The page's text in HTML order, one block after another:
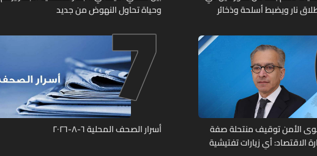
نار ويضبط أسلحة وذخائر
وحياة تحاول النهوض من جديد
الأمن توقيف منتحلة صفة
الاقتصاد: أي زيارات تفتيشية
7
أسرار الصحف المحلية ٦-٨-٢٠٢٦